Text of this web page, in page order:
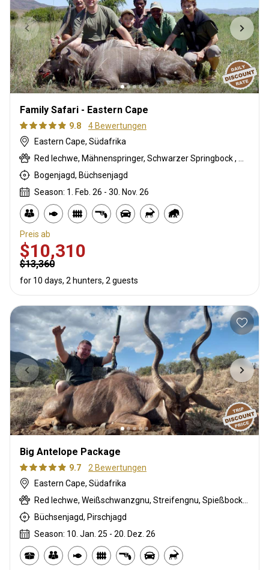
Family Safari - Eastern Cape
9.8
4 Bewertungen
Eastern Cape, Südafrika
Bogenjagd, Büchsenjagd
Season: 1. Feb. 26 - 30. Nov. 26
Preis ab
$10,310
$13,360
for 10 days, 2 hunters, 2 guests
Big Antelope Package
9.7
2 Bewertungen
Eastern Cape, Südafrika
Büchsenjagd, Pirschjagd
Season: 10. Jan. 25 - 20. Dez. 26